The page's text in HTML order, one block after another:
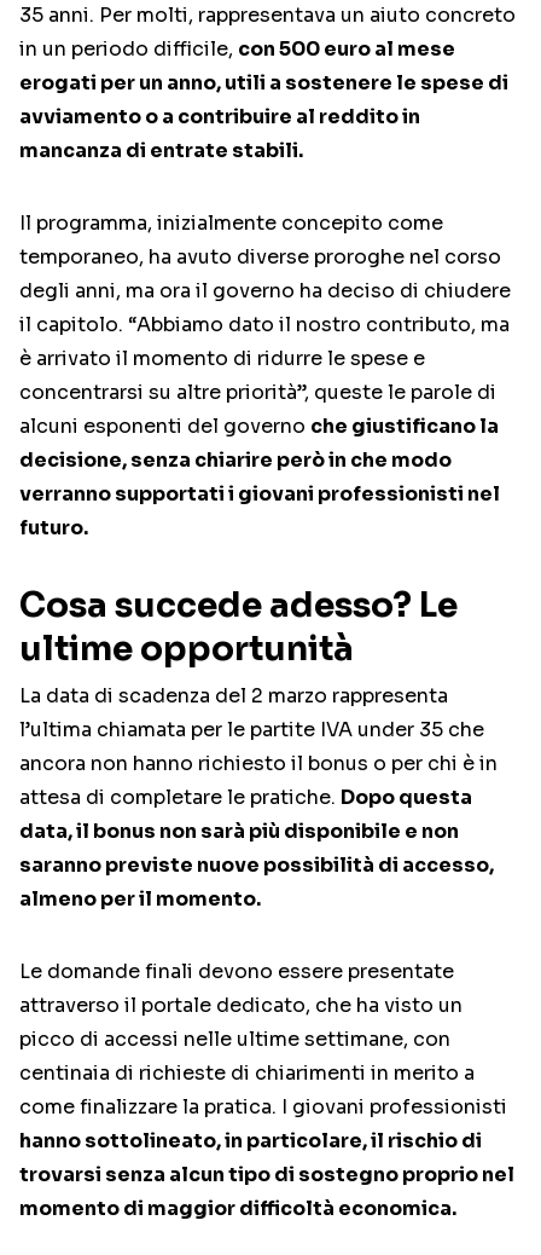
35 anni. Per molti, rappresentava un aiuto concreto
in un periodo difficile, con 500 euro al mese
erogati per un anno, utili a sostenere le spese di
avviamento o a contribuire al reddito in
mancanza di entrate stabili.
Il programma, inizialmente concepito come
temporaneo, ha avuto diverse proroghe nel corso
degli anni, ma ora il governo ha deciso di chiudere
il capitolo. “Abbiamo dato il nostro contributo, ma
è arrivato il momento di ridurre le spese e
concentrarsi su altre priorità”, queste le parole di
alcuni esponenti del governo che giustificano la
decisione, senza chiarire però in che modo
verranno supportati i giovani professionisti nel
futuro.
Cosa succede adesso? Le
ultime opportunità
La data di scadenza del 2 marzo rappresenta
l’ultima chiamata per le partite IVA under 35 che
ancora non hanno richiesto il bonus o per chi è in
attesa di completare le pratiche. Dopo questa
data, il bonus non sarà più disponibile e non
saranno previste nuove possibilità di accesso,
almeno per il momento.
Le domande finali devono essere presentate
attraverso il portale dedicato, che ha visto un
picco di accessi nelle ultime settimane, con
centinaia di richieste di chiarimenti in merito a
come finalizzare la pratica. I giovani professionisti
hanno sottolineato, in particolare, il rischio di
trovarsi senza alcun tipo di sostegno proprio nel
momento di maggior difficoltà economica.